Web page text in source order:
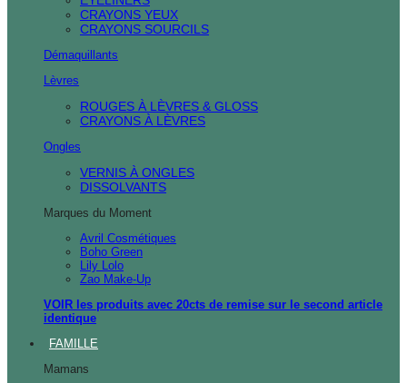
CRAYONS YEUX
CRAYONS SOURCILS
Démaquillants
Lèvres
ROUGES À LÈVRES & GLOSS
CRAYONS À LÈVRES
Ongles
VERNIS À ONGLES
DISSOLVANTS
Marques du Moment
Avril Cosmétiques
Boho Green
Lily Lolo
Zao Make-Up
VOIR les produits avec 20cts de remise sur le second article
identique
FAMILLE
Mamans